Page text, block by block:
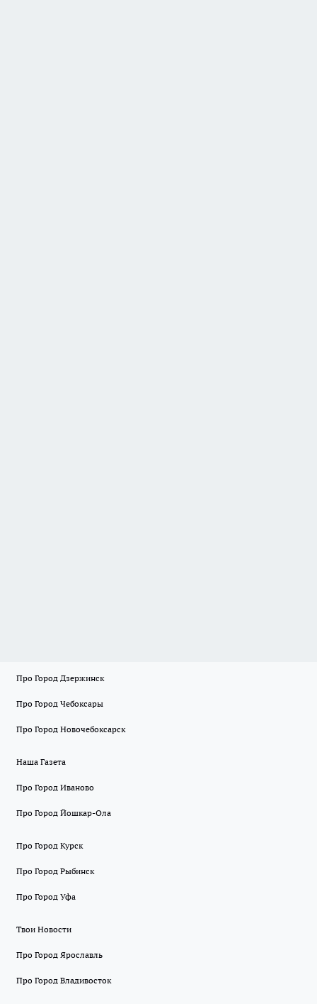
Про Город Дзержинск
Про Город Чебоксары
Про Город Новочебоксарск
Наша Газета
Про Город Иваново
Про Город Йошкар-Ола
Про Город Курск
Про Город Рыбинск
Про Город Уфа
Твои Новости
Про Город Ярославль
Про Город Владивосток